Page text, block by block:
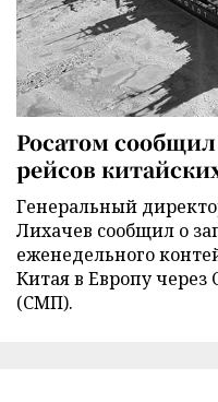
Росатом сообщил
рейсов
Генеральный
Лихачев сообщил о
еженедельного
Китая в Европу
(СМП).